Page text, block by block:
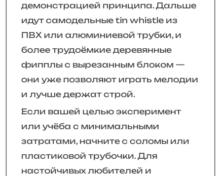
демонстрацией принципа. Дальше
идут самодельные tin whistle из
ПВХ или алюминиевой трубки, и
более трудоёмкие деревянные
фипплы с вырезанным блоком —
они уже позволяют играть мелодии
и лучше держат строй.
Если вашей целью эксперимент
или учёба с минимальными
затратами, начните с соломы или
пластиковой трубочки. Для
настойчивых любителей и